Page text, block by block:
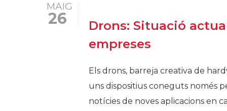
MAIG
26
Drons: Situació
empreses
Els drons, barreja creativa de
uns dispositius coneguts només
notícies de noves aplicacions en